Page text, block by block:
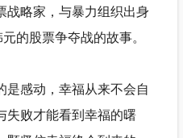
战略家，与暴力组织出身
的股票争夺战的故事。
感动，幸福从来不会自
失败才能看到幸福的曙